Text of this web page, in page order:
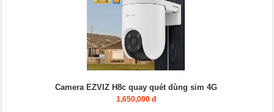
Camera EZVIZ H8c quay quét dùng sim 4G
1,650,000 đ